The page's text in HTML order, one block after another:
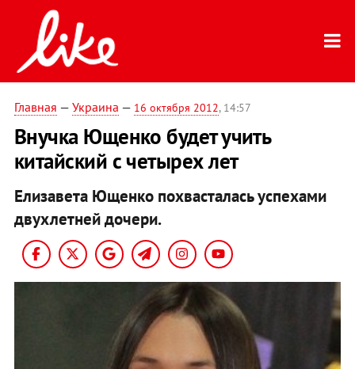
Главная — Украина — 16 октября 2012, 14:57
Внучка Ющенко будет учить
китайский с четырех лет
Елизавета Ющенко похвасталась успехами
двухлетней дочери.